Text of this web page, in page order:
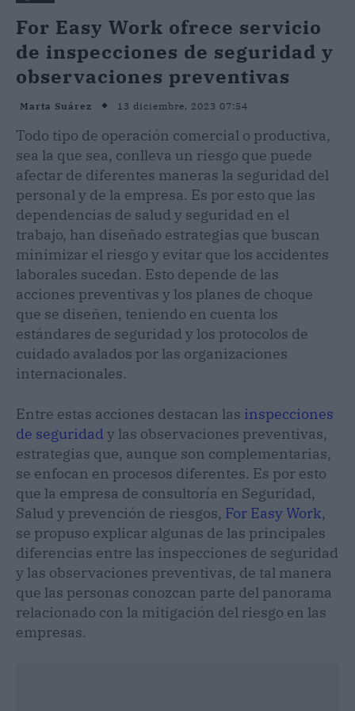
For Easy Work ofrece servicio
de inspecciones de seguridad y
observaciones preventivas
Marta Suárez 13 diciembre, 2023 07:54
Todo tipo de operación comercial o productiva,
sea la que sea, conlleva un riesgo que puede
afectar de diferentes maneras la seguridad del
personal y de la empresa. Es por esto que las
dependencias de salud y seguridad en el
trabajo, han diseñado estrategias que buscan
minimizar el riesgo y evitar que los accidentes
laborales sucedan. Esto depende de las
acciones preventivas y los planes de choque
que se diseñen, teniendo en cuenta los
estándares de seguridad y los protocolos de
cuidado avalados por las organizaciones
internacionales.
Entre estas acciones destacan las inspecciones
de seguridad y las observaciones preventivas,
estrategias que, aunque son complementarias,
se enfocan en procesos diferentes. Es por esto
que la empresa de consultoría en Seguridad,
Salud y prevención de riesgos, For Easy Work,
se propuso explicar algunas de las principales
diferencias entre las inspecciones de seguridad
y las observaciones preventivas, de tal manera
que las personas conozcan parte del panorama
relacionado con la mitigación del riesgo en las
empresas.